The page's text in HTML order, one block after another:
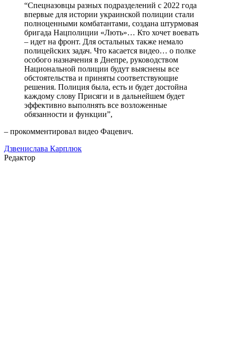
“Спецназовцы разных подразделений с 2022 года
впервые для истории украинской полиции стали
полноценными комбатантами, создана штурмовая
бригада Нацполиции «Лють»… Кто хочет воевать
– идет на фронт. Для остальных также немало
полицейских задач. Что касается видео… о полке
особого назначения в Днепре, руководством
Национальной полиции будут выяснены все
обстоятельства и приняты соответствующие
решения. Полиция была, есть и будет достойна
каждому слову Присяги и в дальнейшем будет
эффективно выполнять все возложенные
обязанности и функции”,
– прокомментировал видео Фацевич.
Дзвенислава Карплюк
Редактор